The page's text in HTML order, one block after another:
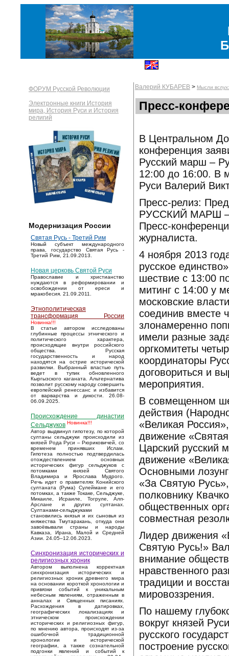
ФОРУМ Русской Революции
Электронные книги История
мира, История Руси и История
религий
Модернизация России
Святая Русь - Третий Рим
Новый субъект международного
права, государство Святая Русь -
Третий Рим, 21.09.2013.
Новая церковь Святой Руси
Православие и христианство
нуждаются в реформировании и
освобождении от ереси и
мракобесия. 21.09.2011.
Этнополитическая
трансформация России
Новинка!!!
В статье автором исследованы
глубинные процессы этнического и
политического характера,
происходящие внутри российского
общества. Русская
государственность и народ
находятся на острие исторической
развилки. Выбранный властью путь
ведет в тупик обновленного
Кыргызского каганата. Альтернатива
позволит русскому народу совершить
европейский ренессанс и избавится
от варварства и дикости. 26.08-
06.09.2025.
Происхождение династии
Сельджуков Новинка!!!
Автор выдвинул гипотезу, по которой
султаны сельджуки происходили из
князей Рода Руси – Рюриковичей, со
временем принявших Ислам.
Гипотеза полностью подтвердилась
отождествлением основных
исторических фигур сельджуков с
потомками князей Святого
Владимира и Ярослава Мудрого.
Речь идет о правителях Конийского
султаната (Рума) Сулеймане и его
потомках, а также Токаке, Сельджуке,
Микаиле, Исраиле, Тогруле, Алп-
Арслане и других султанах.
Султанами-сельджуками
становились князья и их сыновья из
княжества Тмутаракань, откуда они
завоёвывали страны и народы
Кавказа, Ирана, Малой и Средней
Азии. 24.05–12.06.2023.
Синхронизация исторических и
религиозных хроник
Автором выполнена корректная
синхронизация исторических и
религиозных хроник древнего мира
на основании короткой хронологии и
привязки событий к уникальным
небесным явлениям, отраженным в
анналах и Священных писаниях.
Расхождения в датировках,
географических локализациях и
этническом происхождении
исторических и религиозных фигур,
по мнению автора, происходят из-за
ошибочной традиционной
хронологии и исторической
географии, а также сознательной
подгонки явлений и событий к
Валерий КУБАРЕВ > Мысли
Пресс-
В Центральном
конференция
Русский марш –
12:00 до 16:00. В
Руси Валерий
Пресс-релиз:
РУССКИЙ МАРШ
Пресс-
журналиста.
4 ноября 2013
русское
шествие с 13:00
митинг с 14:00 у
московские
соединив вместе
злонамеренно
имели разные
оргкомитеты
координаторы
договориться и
мероприятия.
В совмещенном
действия
«Великая
движение
Царский русский
движение
Основными
«За Святую
полковнику
общественных
совместная
Лидер движения
Святую Русь!»
внимание
нравственного
традиции и
мировоззрения.
По нашему
вокруг князей
русского
построение